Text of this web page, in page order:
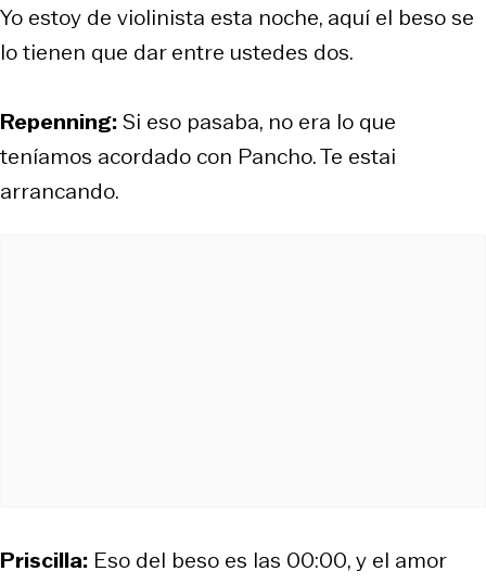
Yo estoy de violinista esta noche, aquí el beso se
lo tienen que dar entre ustedes dos.
Repenning:Si eso pasaba, no era lo que
teníamos acordado con Pancho. Te estai
arrancando.
Priscilla: Eso del beso es las 00:00, y el amor